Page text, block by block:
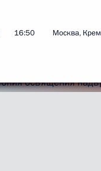
16:50 Москва,